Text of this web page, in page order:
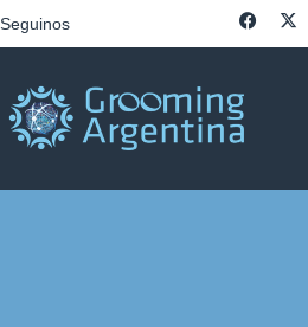
Seguinos